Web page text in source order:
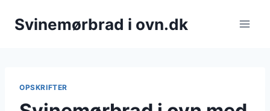
Svinemørbrad i ovn.dk
OPSKRIFTER